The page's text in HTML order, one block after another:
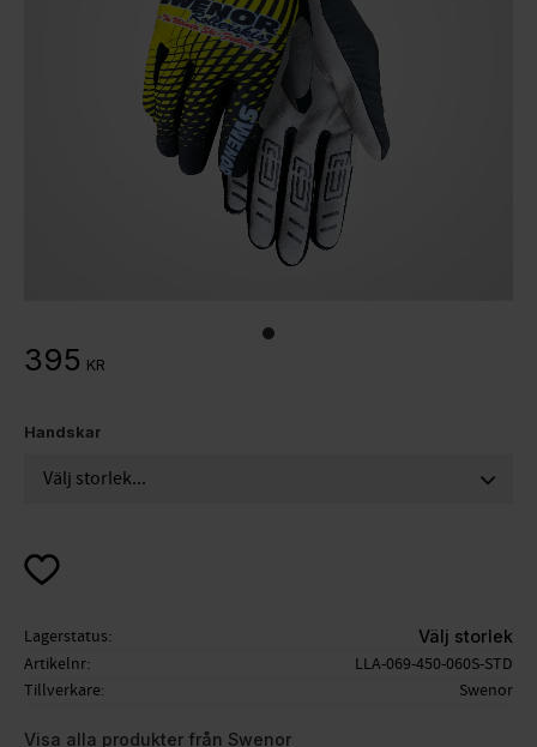
395 KR
Handskar
Lägg till i favoriter
Lagerstatus Välj storlek
Artikelnr
LLA-069-450-060S-STD
Tillverkare
Swenor
Visa alla produkter från Swenor